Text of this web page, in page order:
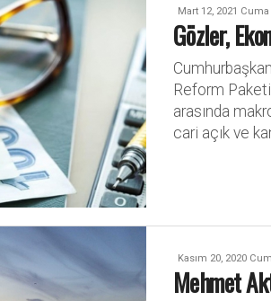
Mart 12, 2021 Cuma
Gözler,
Reform
arasında
cari açık ve
Kasım 20, 2020
Mehmet